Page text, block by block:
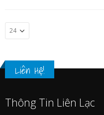
Liên Hệ!
Thông Tin Liên Lạc